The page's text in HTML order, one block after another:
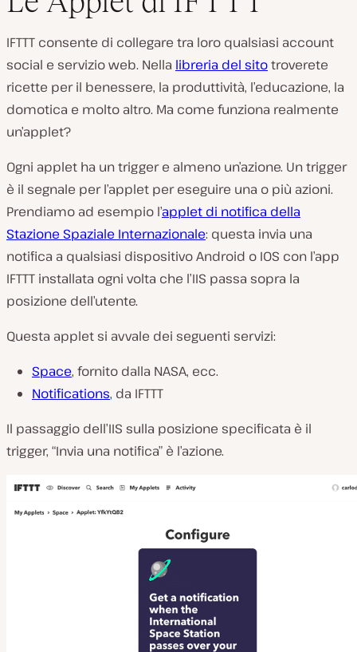
IFTTT consente di collegare tra loro qualsiasi account
social e servizio web. Nella libreria del sitotroverete
ricette per il benessere, la produttività, l’educazione, la
domotica e molto altro. Ma come funziona realmente
un’applet?
Ogni applet ha un trigger e almeno un’azione. Un trigger
è il segnale per l’applet per eseguire una o più azioni.
Prendiamo ad esempio l’applet di notifica della
Stazione Spaziale Internazionale: questa invia una
notifica a qualsiasi dispositivo Android o IOS con l’app
IFTTT installata ogni volta che l’IIS passa sopra la
posizione dell’utente.
Questa applet si avvale dei seguenti servizi:
Space, fornito dalla NASA, ecc.
Notifications, da IFTTT
Il passaggio dell’IIS sulla posizione specificata è il
trigger, “Invia una notifica” è l’azione.